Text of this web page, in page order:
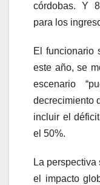
córdobas. Y
para los
El funcionario
este año, se
escenario
decrecimiento
incluir el
el 50%.
La
el impacto